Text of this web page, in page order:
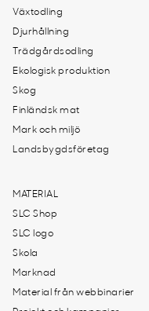
Växtodling
Djurhållning
Trädgårdsodling
Ekologisk produktion
Skog
Finländsk mat
Mark och miljö
Landsbygdsföretag
MATERIAL
SLC Shop
SLC logo
Skola
Marknad
Material från webbinarier